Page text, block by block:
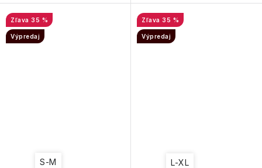
35 %
Výpredaj
S-M
35 %
Výpredaj
L-XL